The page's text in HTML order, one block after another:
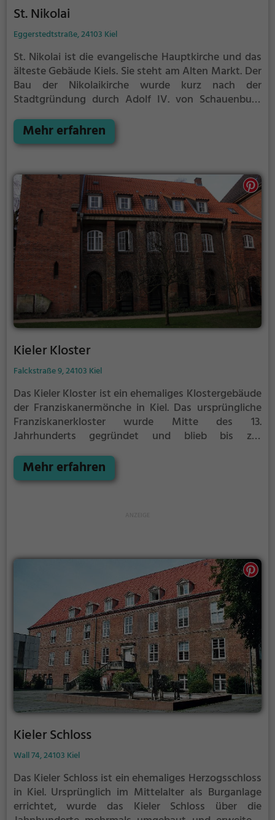
St. Nikolai
Eggerstedtstraße, 24103 Kiel
St. Nikolai ist die evangelische Hauptkirche und das
älteste Gebäude Kiels. Sie steht am Alten Markt. Der
Bau der Nikolaikirche wurde kurz nach der
Stadtgründung durch Adolf IV. von Schauenburg
Hallenbau wurde hundert Jahre später nach dem
Vorbild der Petrikirche in Lübeck umgebaut und, mit
Backsteinhallenkirche mit einem dreischiffigen,
nahezu quadratischen Langhaus und einem
einschiffigen Chor fertiggestellt. 1486 brannte sie
durch einen Blitzschlag ab und wurde wieder
aufgebaut. Zu Beginn des 16. Jh. wurde der Turm
durch den Anbau der Rat- und der Rantzaukapelle in
den Bau integriert.
Mehr erfahren
Kieler Kloster
Falckstraße 9, 24103 Kiel
Das Kieler Kloster ist ein ehemaliges Klostergebäude
der Franziskanermönche in Kiel. Das ursprüngliche
Franziskanerkloster wurde Mitte des 13.
Jahrhunderts gegründet und blieb bis zur
das alte Klostergebäude zerstört und erst nach dem
Krieg wiederaufgebaut.
Mehr erfahren
Kieler Schloss
Wall 74, 24103 Kiel
Das Kieler Schloss ist ein ehemaliges Herzogsschloss
in Kiel. Ursprünglich im Mittelalter als Burganlage
errichtet, wurde das Kieler Schloss über die